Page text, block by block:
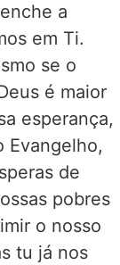
a
em Ti.
se o
é maior
esperança,
Evangelho,
de
pobres
o nosso
tu já nos